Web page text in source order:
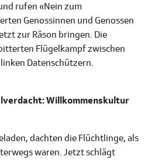
rufen «Nein zum
Genossinnen und Genossen
zur Räson bringen. Die
Flügelkampf zwischen
Datenschützern.
Willkommenskultur
dachten die Flüchtlinge, als
waren. Jetzt schlägt